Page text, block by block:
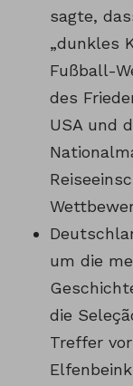
sagte,
„dunkles
Fußball-
des
USA und
um die
die
Treffer